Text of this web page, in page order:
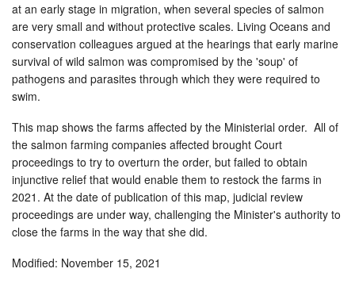
at an early stage in migration, when several species of salmon
are very small and without protective scales. Living Oceans and
conservation colleagues argued at the hearings that early marine
survival of wild salmon was compromised by the 'soup' of
pathogens and parasites through which they were required to
swim.
This map shows the farms affected by the Ministerial order. All of
the salmon farming companies affected brought Court
proceedings to try to overturn the order, but failed to obtain
injunctive relief that would enable them to restock the farms in
2021. At the date of publication of this map, judicial review
proceedings are under way, challenging the Minister's authority to
close the farms in the way that she did.
Modified: November 15, 2021